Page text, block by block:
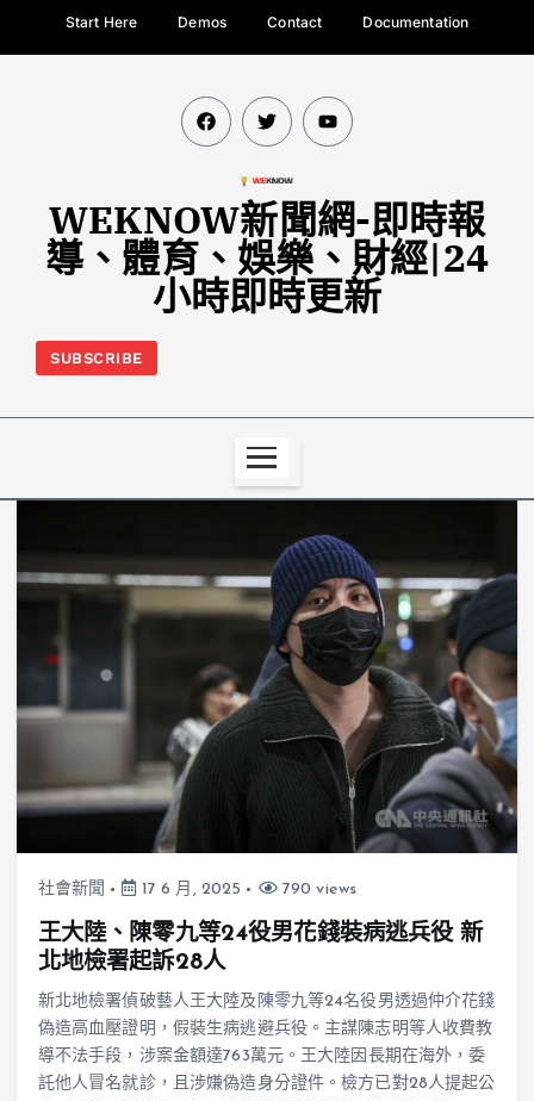
Start Here Demos Contact Documentation
WEKNOW新聞網-即時報
導、體育、娛樂、財經|24
小時即時更新
SUBSCRIBE
社會新聞 17 6 月, 2025 790 views
王大陸、陳零九等24役男花錢裝病逃兵役 新
北地檢署起訴28人
新北地檢署偵破藝人王大陸及陳零九等24名役男透過仲介花錢
偽造高血壓證明，假裝生病逃避兵役。主謀陳志明等人收費教
導不法手段，涉案金額達763萬元。王大陸因長期在海外，委
託他人冒名就診，且涉嫌偽造身分證件。檢方已對28人提起公